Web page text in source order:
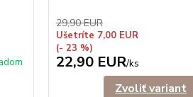
29,90 EUR
Ušetríte 7,00 EUR
(- 23 %)
22,90 EUR/ks
Zvoliť variant